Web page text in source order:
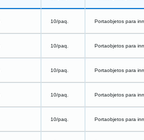
10/paq. Portaobjetos para
10/paq. Portaobjetos para
10/paq. Portaobjetos para
10/paq. Portaobjetos para
10/paq. Portaobjetos para